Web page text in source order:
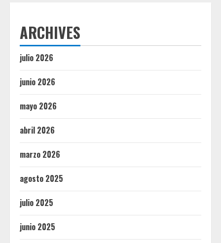
ARCHIVES
julio 2026
junio 2026
mayo 2026
abril 2026
marzo 2026
agosto 2025
julio 2025
junio 2025